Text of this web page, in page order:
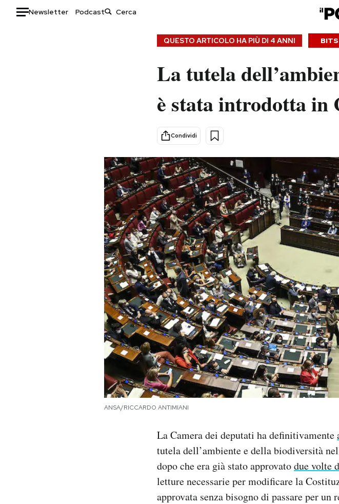
Newsletter Podcast
Storie/Idee
Ok Boomer!
Media
Europa
Altrecose
Mondiali calcio 2026
QUESTO ARTICOLO HA PIÙ DI 4 ANNI BITS
La tutela
è stata introdotta in
Condividi
ANSA/RICCARDO ANTIMIANI
La Camera dei deputati ha definitivamente
tutela dell’ambiente e della biodiversità
dopo che era già stato approvatodue volte
letture necessarie per modificare la
approvata senza bisogno di passare per